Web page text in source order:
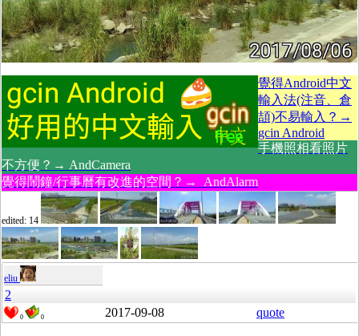
覺得Android中文
輸入法(注音、倉
頡)不易輸入？→
gcin Android
手機照相看照片
不方便？→ AndCamera
覺得鬧鐘/行事曆有改進的空間？→ AndAlarm
edited: 14
eliu
2
0 0 2017-09-08 quote